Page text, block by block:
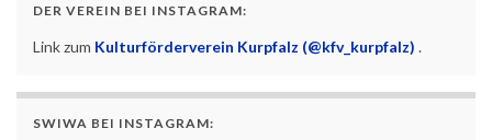
DER VEREIN BEI INSTAGRAM:
Link zum Kulturförderverein Kurpfalz (@kfv_kurpfalz) .
SWIWA BEI INSTAGRAM: